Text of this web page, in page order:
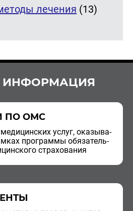
лечения (13)
ИНФОРМАЦИЯ
ПО ОМС
услуг, ока­зы­ва­
про­грам­мы обя­за­тель­
стра­хо­ва­ния